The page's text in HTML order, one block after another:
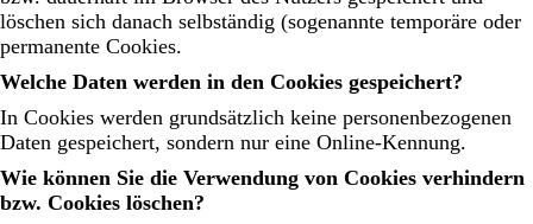
löschen sich danach selbständig (sogenannte temporäre oder
permanente Cookies.
Welche Daten werden in den Cookies gespeichert?
In Cookies werden grundsätzlich keine personenbezogenen
Daten gespeichert, sondern nur eine Online-Kennung.
Wie können Sie die Verwendung von Cookies verhindern
bzw. Cookies löschen?